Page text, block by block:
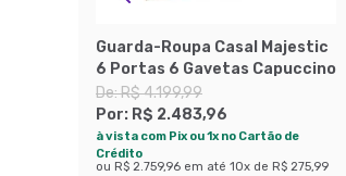
Guarda-Roupa Casal Majestic
6 Portas 6 Gavetas Capuccino
De:R$ 4.199,99
Por: R$ 2.483,96
à vista com Pix ou 1x no Cartão de
Crédito
ou R$ 2.759,96 em até 10x de R$ 275,99